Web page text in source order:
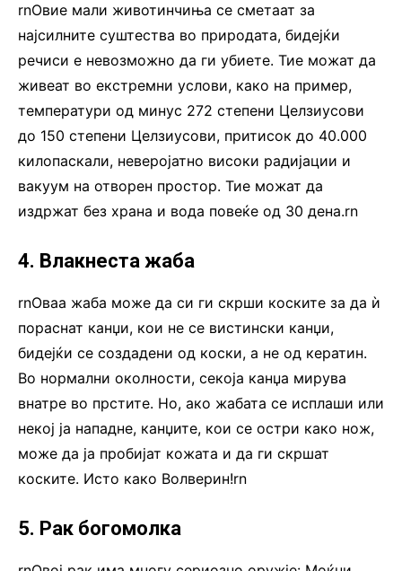
rnОвие мали животинчиња се сметаат за
најсилните суштества во природата, бидејќи
речиси е невозможно да ги убиете. Тие можат да
живеат во екстремни услови, како на пример,
температури од минус 272 степени Целзиусови
до 150 степени Целзиусови, притисок до 40.000
килопаскали, неверојатно високи радијации и
вакуум на отворен простор. Тие можат да
издржат без храна и вода повеќе од 30 дена.rn
4. Влакнеста жаба
rnОваа жаба може да си ги скрши коските за да ѝ
пораснат канџи, кои не се вистински канџи,
бидејќи се создадени од коски, а не од кератин.
Во нормални околности, секоја канџа мирува
внатре во прстите. Но, ако жабата се исплаши или
некој ја нападне, канџите, кои се остри како нож,
може да ја пробијат кожата и да ги скршат
коските. Исто како Волверин!rn
5. Рак богомолка